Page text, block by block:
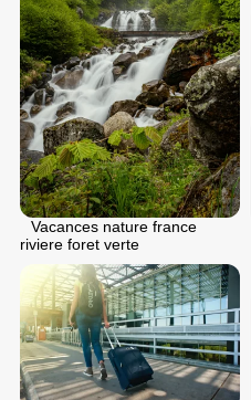
Vacances nature france
riviere foret verte